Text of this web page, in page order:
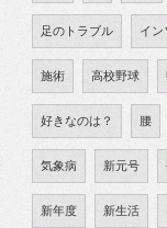
足のトラブル イン
施術 高校野球
好きなのは？ 腰
気象病 新元号
新年度 新生活